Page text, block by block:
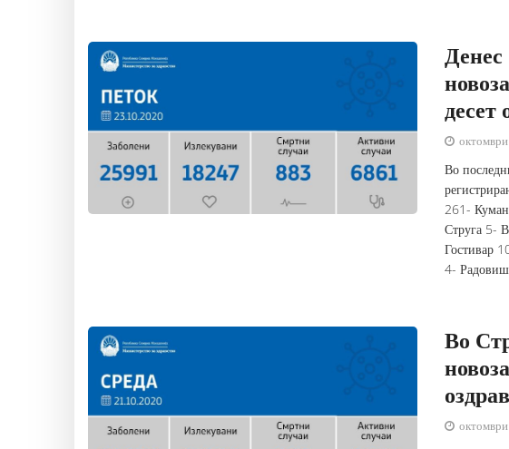
десет
Во
261-
Струга 5-
Гостивар
4-
Во